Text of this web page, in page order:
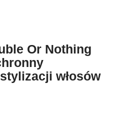
Or Nothing
włosów